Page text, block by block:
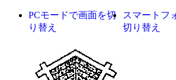
PCモードで画面を切
り替え
スマートフ
切り替え